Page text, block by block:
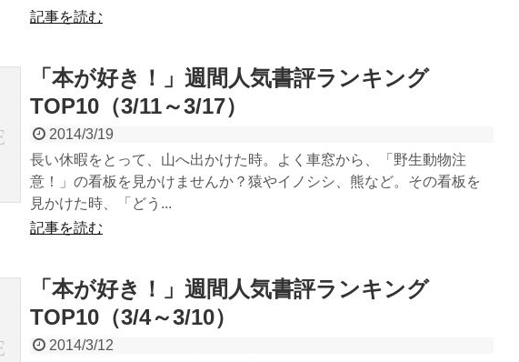
記事を読む
「本が好き！」週間人気書評ランキング
TOP10（3/11～3/17）
2014/3/19
長い休暇をとって、山へ出かけた時。よく車窓から、「野生動物注
意！」の看板を見かけませんか？猿やイノシシ、熊など。その看板を
見かけた時、「どう...
記事を読む
「本が好き！」週間人気書評ランキング
TOP10（3/4～3/10）
2014/3/12